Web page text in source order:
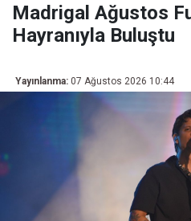
Madrigal Ağustos
Hayranıyla Buluştu
Yayınlanma: 07 Ağustos 2026 10:44